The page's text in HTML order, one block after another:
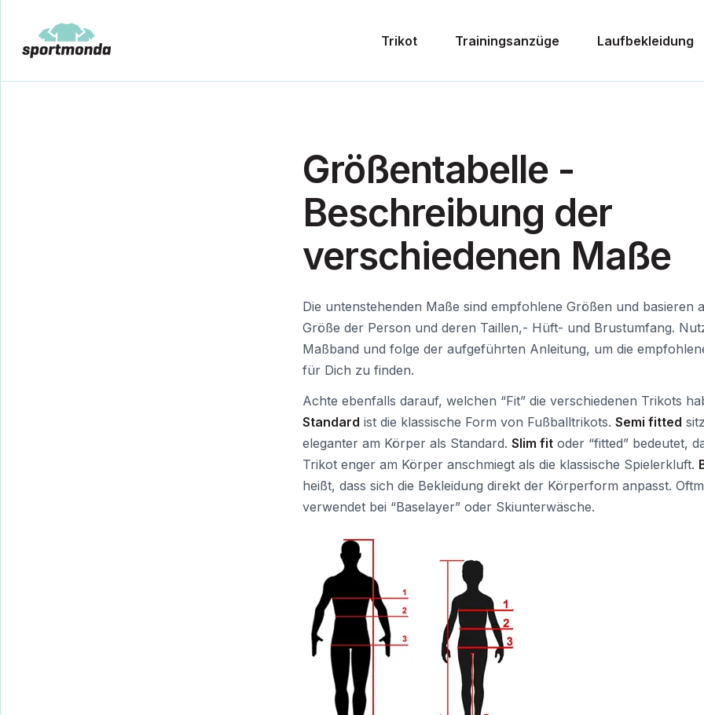
Trikot Trainingsanzüge Laufbekleidung
Größentabelle -
Beschreibung der
verschiedenen Maße
Die untenstehenden Maße sind empfohlene Größen und basieren
Größe der Person und deren Taillen,- Hüft- und Brustumfang.
Maßband und folge der aufgeführten Anleitung, um die
für Dich zu finden.
Achte ebenfalls darauf, welchen “Fit” die verschiedenen Trikots
Standard ist die klassische Form von Fußballtrikots. Semi fitted
eleganter am Körper als Standard. Slim fit oder “fitted” bedeutet,
Trikot enger am Körper anschmiegt als die klassische Spielerkluft.
heißt, dass sich die Bekleidung direkt der Körperform anpasst.
verwendet bei “Baselayer” oder Skiunterwäsche.